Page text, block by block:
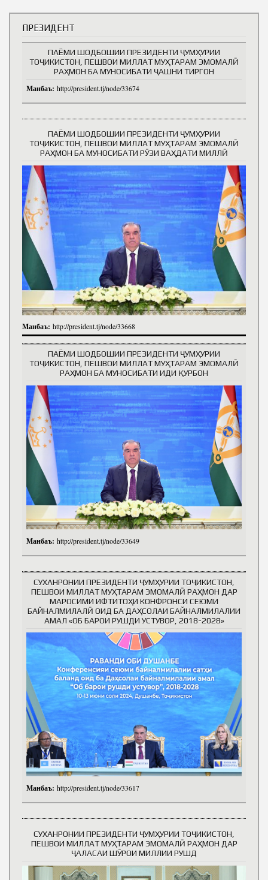
ПРЕЗИДЕНТ
ПАЁМИ ШОДБОШИИ ПРЕЗИДЕНТИ ҶУМҲУРИИ
ТОҶИКИСТОН, ПЕШВОИ МИЛЛАТ МУҲТАРАМ ЭМОМАЛӢ
РАҲМОН БА МУНОСИБАТИ ҶАШНИ ТИРГОН
Манбаъ: http://president.tj/node/33674
ПАЁМИ ШОДБОШИИ ПРЕЗИДЕНТИ ҶУМҲУРИИ
ТОҶИКИСТОН, ПЕШВОИ МИЛЛАТ МУҲТАРАМ ЭМОМАЛӢ
РАҲМОН БА МУНОСИБАТИ РӮЗИ ВАҲДАТИ МИЛЛӢ
Манбаъ: http://president.tj/node/33668
ПАЁМИ ШОДБОШИИ ПРЕЗИДЕНТИ ҶУМҲУРИИ
ТОҶИКИСТОН, ПЕШВОИ МИЛЛАТ МУҲТАРАМ ЭМОМАЛӢ
РАҲМОН БА МУНОСИБАТИ ИДИ ҚУРБОН
Манбаъ: http://president.tj/node/33649
СУХАНРОНИИ ПРЕЗИДЕНТИ ҶУМҲУРИИ ТОҶИКИСТОН,
ПЕШВОИ МИЛЛАТ МУҲТАРАМ ЭМОМАЛӢ РАҲМОН ДАР
МАРОСИМИ ИФТИТОҲИ КОНФРОНСИ СЕЮМИ
БАЙНАЛМИЛАЛӢ ОИД БА ДАҲСОЛАИ БАЙНАЛМИЛАЛИИ
АМАЛ «ОБ БАРОИ РУШДИ УСТУВОР, 2018-2028»
Манбаъ: http://president.tj/node/33617
СУХАНРОНИИ ПРЕЗИДЕНТИ ҶУМҲУРИИ ТОҶИКИСТОН,
ПЕШВОИ МИЛЛАТ МУҲТАРАМ ЭМОМАЛӢ РАҲМОН ДАР
ҶАЛАСАИ ШӮРОИ МИЛЛИИ РУШД